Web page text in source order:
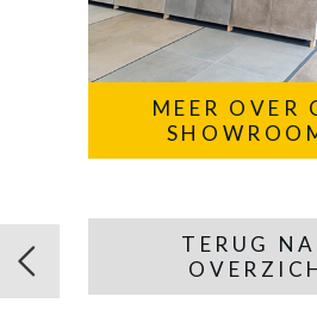
MEER OVER
TERUG